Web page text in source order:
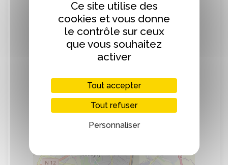
Instagram et dans les flyers disponibles à
la librairie.
Localisation
Ce site utilise des
cookies et vous donne
le contrôle sur ceux
que vous souhaitez
activer
Tout accepter
Tout refuser
Personnaliser